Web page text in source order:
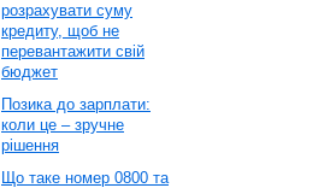
розрахувати суму
кредиту, щоб не
перевантажити свій
бюджет
Позика до зарплати:
коли це – зручне
рішення
Що таке номер 0800 та